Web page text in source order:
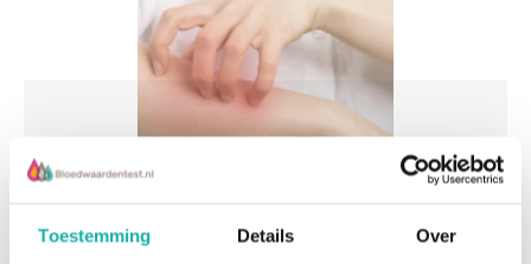
Toestemming Details Over
Voedselallergie